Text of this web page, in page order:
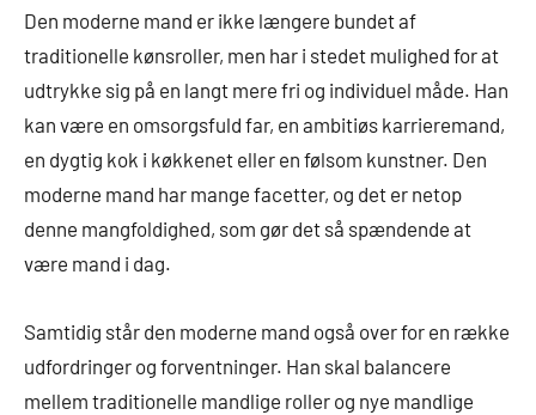
Den moderne mand er ikke længere bundet af
traditionelle kønsroller, men har i stedet mulighed for at
udtrykke sig på en langt mere fri og individuel måde. Han
kan være en omsorgsfuld far, en ambitiøs karrieremand,
en dygtig kok i køkkenet eller en følsom kunstner. Den
moderne mand har mange facetter, og det er netop
denne mangfoldighed, som gør det så spændende at
være mand i dag.
Samtidig står den moderne mand også over for en række
udfordringer og forventninger. Han skal balancere
mellem traditionelle mandlige roller og nye mandlige